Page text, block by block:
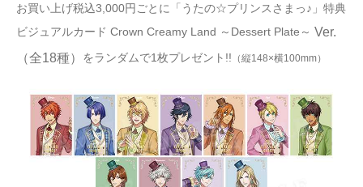
お買い上げ税込3,000円ごとに「うたの☆プリンスさまっ♪」特典
ビジュアルカード Crown Creamy Land ～Dessert Plate～ Ver.
（全18種） をランダムで1枚プレゼント!! （縦148×横100mm）